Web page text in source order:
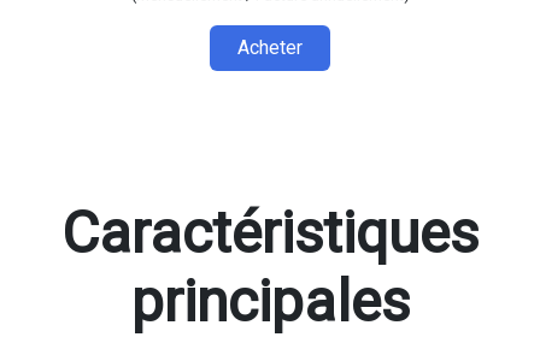
Acheter
Caractéristiques
principales